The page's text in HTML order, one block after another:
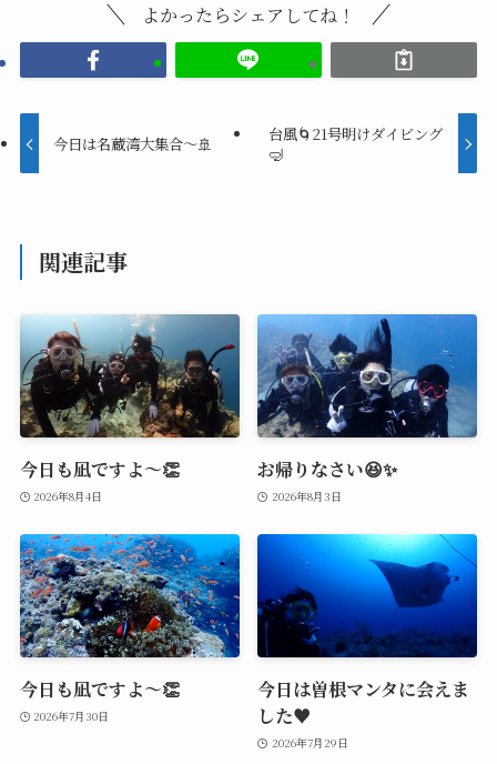
よかったらシェアしてね！
今日は名蔵湾大集合～🚢
台風🌀21号明けダイビング
🤿
関連記事
今日も凪ですよ～👏
2026年8月4日
お帰りなさい😆✨
2026年8月3日
今日も凪ですよ～👏
2026年7月30日
今日は曽根マンタに会えま
した♥️
2026年7月29日